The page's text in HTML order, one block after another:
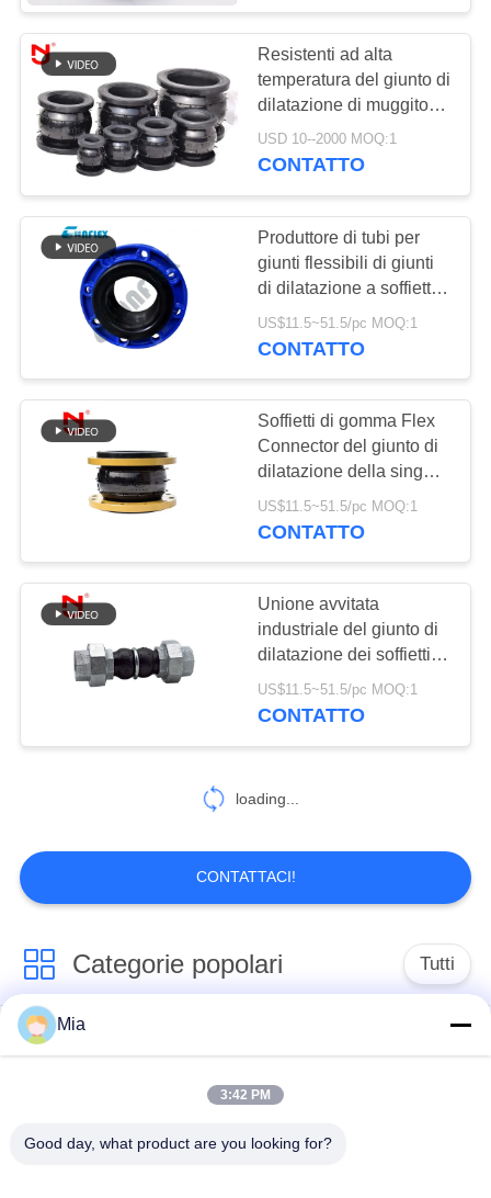
Resistenti ad alta
temperatura del giunto di
dilatazione di muggito
del ODM dell'OEM
singoli compensano il
USD 10--2000 MOQ:1
CONTATTO
Produttore di tubi per
giunti flessibili di giunti
di dilatazione a soffietto
in gomma
US$11.5~51.5/pc MOQ:1
CONTATTO
Soffietti di gomma Flex
Connector del giunto di
dilatazione della singola
sfera della tubatura
dell'acqua
US$11.5~51.5/pc MOQ:1
CONTATTO
Unione avvitata
industriale del giunto di
dilatazione dei soffietti
flessibili del tubo Dn65
US$11.5~51.5/pc MOQ:1
CONTATTO
loading...
CONTATTACI!
Categorie popolari Tutti
Giunto di dilatazione
di gomma della
Giunto di dilatazione
Giunto di dilatazione
Mia
3:42 PM
Good day, what product are you looking for?